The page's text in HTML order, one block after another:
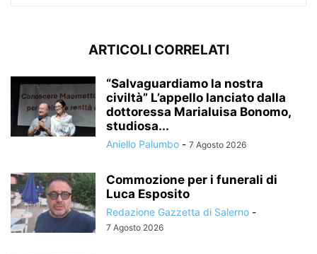
ARTICOLI CORRELATI
“Salvaguardiamo la nostra
civiltà” L’appello lanciato dalla
dottoressa Marialuisa Bonomo,
studiosa...
Aniello Palumbo - 7 Agosto 2026
Commozione per i funerali di
Luca Esposito
Redazione Gazzetta di Salerno -
7 Agosto 2026